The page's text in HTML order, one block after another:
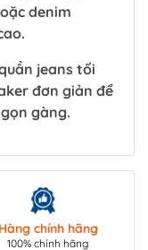
denim
jeans tối
đơn giản để
gàng.
Hàng chính hãng
100% chính hãng